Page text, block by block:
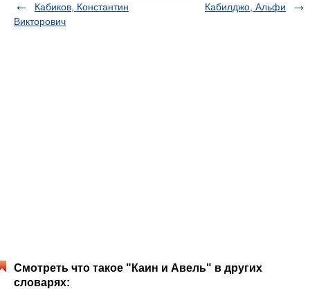
Кабиков, Константин
Викторович
Кабилджо, Альфи
Смотреть что такое "Каин и Авель" в других
словарях: